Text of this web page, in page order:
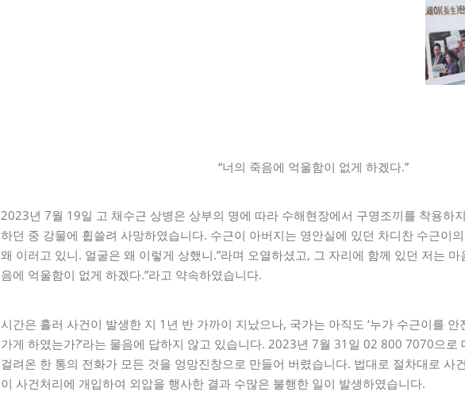
“너의 죽음에 억울함이 없게 하겠다.”
2023년 7월 19일 고 채수근 상병은 상부의 명에 따라 수해현장에서 구명조끼를 착용하
하던 중 강물에 휩쓸려 사망하였습니다. 수근이 아버지는 영안실에 있던 차디찬 수근이
왜 이러고 있니. 얼굴은 왜 이렇게 상했니.”라며 오열하셨고, 그 자리에 함께 있던 저는 마
음에 억울함이 없게 하겠다.”라고 약속하였습니다.
시간은 흘러 사건이 발생한 지 1년 반 가까이 지났으나, 국가는 아직도 ‘누가 수근이를
가게 하였는가?’라는 물음에 답하지 않고 있습니다. 2023년 7월 31일 02 800 7070으로
걸려온 한 통의 전화가 모든 것을 엉망진창으로 만들어 버렸습니다. 법대로 절차대로 사
이 사건처리에 개입하여 외압을 행사한 결과 수많은 불행한 일이 발생하였습니다.